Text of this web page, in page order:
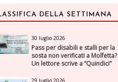
DELLA SETTIMANA
30 luglio 2026
Pass per disabili e stalli per la
sosta non verificati a Molfetta?
Un lettore scrive a “Quindici”
29 luglio 2026